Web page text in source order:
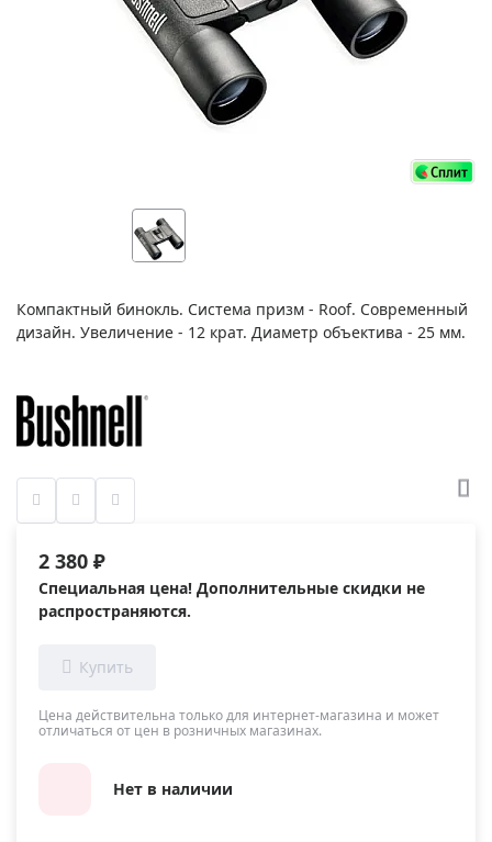
Компактный бинокль. Система призм - Roof. Современный
дизайн. Увеличение - 12 крат. Диаметр объектива - 25 мм.
2 380 ₽
Специальная цена! Дополнительные скидки не
распространяются.
Цена действительна только для интернет-магазина и может
отличаться от цен в розничных магазинах.
Нет в наличии